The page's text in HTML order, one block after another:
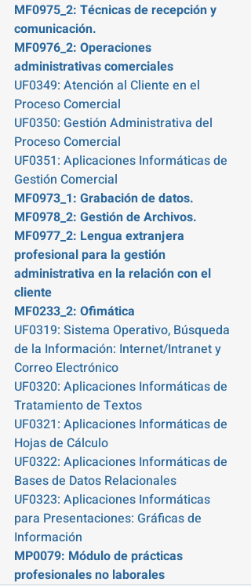
MF0975_2: Técnicas de recepción y
comunicación.
MF0976_2: Operaciones
administrativas comerciales
UF0349: Atención al Cliente en el
Proceso Comercial
UF0350: Gestión Administrativa del
Proceso Comercial
UF0351: Aplicaciones Informáticas de
Gestión Comercial
MF0973_1: Grabación de datos.
MF0978_2: Gestión de Archivos.
MF0977_2: Lengua extranjera
profesional para la gestión
administrativa en la relación con el
cliente
MF0233_2: Ofimática
UF0319: Sistema Operativo, Búsqueda
de la Información: Internet/Intranet y
Correo Electrónico
UF0320: Aplicaciones Informáticas de
Tratamiento de Textos
UF0321: Aplicaciones Informáticas de
Hojas de Cálculo
UF0322: Aplicaciones Informáticas de
Bases de Datos Relacionales
UF0323: Aplicaciones Informáticas
para Presentaciones: Gráficas de
Información
MP0079: Módulo de prácticas
profesionales no laborales